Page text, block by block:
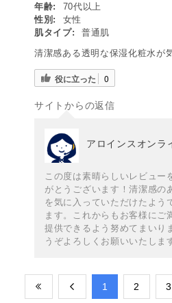
年齢:
70代以上
性別:
女性
肌タイプ:
普通肌
清潔感ある透明な保湿化粧水が
役に立った 0
サイトからの返信
アロインスオンラ
この度は素晴らしいレビュー
がとうございます！清潔感の
を気に入っていただけたよう
ます。これからもお客様にご
提供できるよう努めてまいり
うぞよろしくお願いいたしま
​1 ​2 ​3